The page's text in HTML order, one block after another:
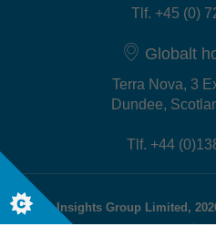
Tlf. +45 (0)
Globalt
Terra Nova, 3
Dundee,
Tlf. +44
© The Insights Group Limited,